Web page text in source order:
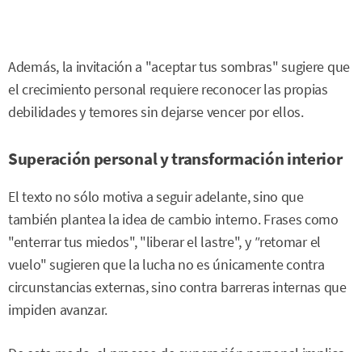
Además, la invitación a "aceptar tus sombras" sugiere que
el crecimiento personal requiere reconocer las propias
debilidades y temores sin dejarse vencer por ellos.
Superación personal y transformación interior
El texto no sólo motiva a seguir adelante, sino que
también plantea la idea de cambio interno. Frases como
"enterrar tus miedos", "liberar el lastre", y "retomar el
vuelo" sugieren que la lucha no es únicamente contra
circunstancias externas, sino contra barreras internas que
impiden avanzar.